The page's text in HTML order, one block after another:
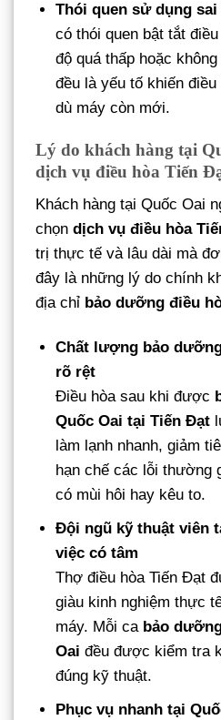
Thói quen sử dụng sai
có thói quen bật tắt
độ quá thấp hoặc
đều là yếu tố khiến
dù máy còn mới.
Lý do khách hàng tại
dịch vụ điều hòa Tiến
Khách hàng tại Quốc Oai
chọn dịch vụ điều hòa
trị thực tế và lâu dài mà
đây là những lý do chính
địa chỉ bảo dưỡng điều
Chất lượng bảo
rõ rệt
Điều hòa sau khi được
Quốc Oai tại Tiến Đạt
làm lạnh nhanh, giảm
hạn chế các lỗi thường
có mùi hôi hay kêu to.
Đội ngũ kỹ thuật viên
việc có tâm
Thợ điều hòa Tiến Đạt
giàu kinh nghiệm thực
máy. Mỗi ca bảo
Oai đều được kiểm tra
đúng kỹ thuật.
Phục vụ nhanh tại